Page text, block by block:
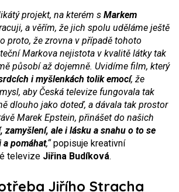
projekt, na kterém s Markem
a věřím, že jich spolu uděláme ještě
proto, že zrovna v případě tohoto
Markova nejistota v kvalitě látky tak
působí až dojemně. Uvidíme film, který
i myšlenkách tolik emocí, že
aby Česká televize fungovala tak
dlouho jako doteď, a dávala tak prostor
Marek Epstein, přinášet do našich
zamyšlení, ale i lásku a snahu o to se
a pomáhat,“popisuje kreativní
televize Jiřina Budíková.
Jiřího Stracha